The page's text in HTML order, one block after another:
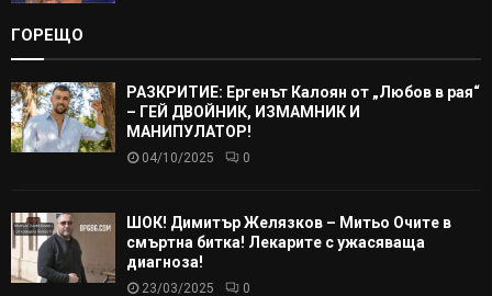
ГОРЕЩО
РАЗКРИТИЕ: Ергенът Калоян от „Любов в рая“
– ГЕЙ ДВОЙНИК, ИЗМАМНИК И
МАНИПУЛАТОР!
04/10/2025 0
ШОК! Димитър Желязков – Митьо Очите в
смъртна битка! Лекарите с ужасяваща
диагноза!
23/03/2025 0